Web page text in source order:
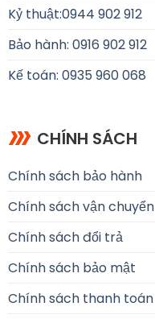
Kỷ thuật:0944 902 912
Bảo hành: 0916 902 912
Kế toán: 0935 960 068
CHÍNH SÁCH
Chính sách bảo hành
Chính sách vận chuyển
Chính sách đổi trả
Chính sách bảo mật
Chính sách thanh toán